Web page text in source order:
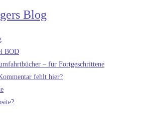
Blog
BOD
– für Fortgeschrittene
fehlt hier?